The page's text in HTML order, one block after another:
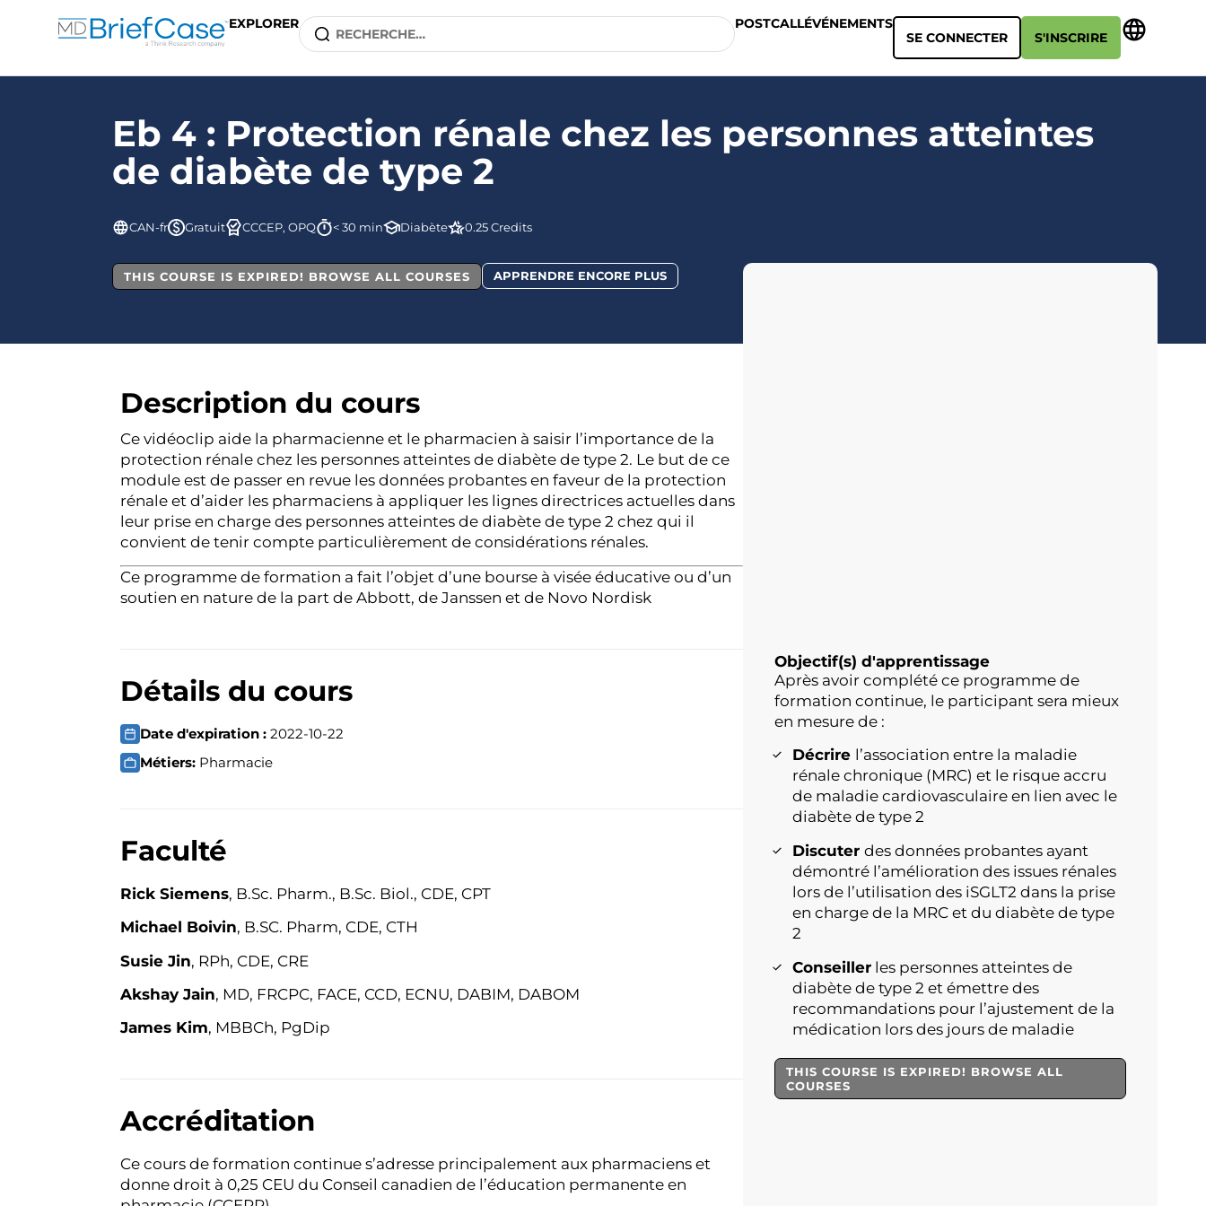
EXPLORER POSTCALLÉVÉNEMENTS
SE CONNECTER
S'INSCRIRE
Eb 4 : Protection rénale chez les personnes atteintes
de diabète de type 2
CAN-fr Gratuit CCCEP, OPQ < 30 min Diabète 0.25 Credits
THIS COURSE IS EXPIRED! BROWSE ALL COURSES APPRENDRE ENCORE PLUS
Description du cours
Ce vidéoclip aide la pharmacienne et le pharmacien à saisir l’importance de la
protection rénale chez les personnes atteintes de diabète de type 2. Le but de ce
module est de passer en revue les données probantes en faveur de la protection
rénale et d’aider les pharmaciens à appliquer les lignes directrices actuelles dans
leur prise en charge des personnes atteintes de diabète de type 2 chez qui il
convient de tenir compte particulièrement de considérations rénales.
Ce programme de formation a fait l’objet d’une bourse à visée éducative ou d’un
soutien en nature de la part de Abbott, de Janssen et de Novo Nordisk
Détails du cours
Date d'expiration :2022-10-22
Métiers: Pharmacie
Faculté
Rick Siemens, B.Sc. Pharm., B.Sc. Biol., CDE, CPT
Michael Boivin, B.SC. Pharm, CDE, CTH
Susie Jin, RPh, CDE, CRE
Akshay Jain, MD, FRCPC, FACE, CCD, ECNU, DABIM, DABOM
James Kim, MBBCh, PgDip
Accréditation
Ce cours de formation continue s’adresse principalement aux pharmaciens et
donne droit à 0,25 CEU du Conseil canadien de l’éducation permanente en
Objectif(s) d'apprentissage
Après avoir complété ce programme de
formation continue, le participant sera mieux
en mesure de :
Décrire l’association entre la maladie
rénale chronique (MRC) et le risque accru
de maladie cardiovasculaire en lien avec le
diabète de type 2
Discuter des données probantes ayant
démontré l’amélioration des issues rénales
lors de l’utilisation des iSGLT2 dans la prise
en charge de la MRC et du diabète de type
2
Conseillerles personnes atteintes de
diabète de type 2 et émettre des
recommandations pour l’ajustement de la
médication lors des jours de maladie
THIS COURSE IS EXPIRED! BROWSE ALL
COURSES